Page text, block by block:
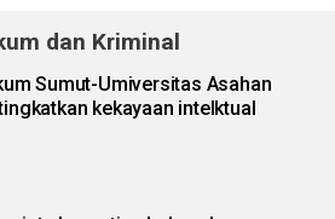
dan Kriminal
Sumut-Umiversitas Asahan
kekayaan intelktual